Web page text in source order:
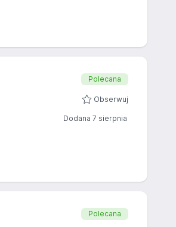
Polecana
Obserwuj
Dodana 7 sierpnia
Polecana